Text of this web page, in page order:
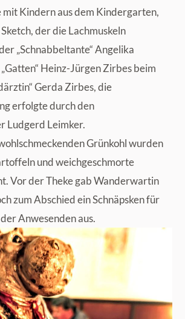
Kindern aus dem Kindergarten,
der die Lachmuskeln
„Schnabbeltante“ Angelika
Heinz-Jürgen Zirbes beim
Gerda Zirbes, die
erfolgte durch den
Ludgerd Leimker.
Grünkohl wurden
und weichgeschmorte
Vor der Theke gab Wanderwartin
zum Abschied ein Schnäpsken für
Anwesenden aus.